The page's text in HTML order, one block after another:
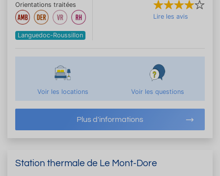
Orientations traitées
Languedoc-Roussillon
Lire les avis
Voir les locations Voir les questions
Plus d'informations
Station thermale de Le Mont-Dore